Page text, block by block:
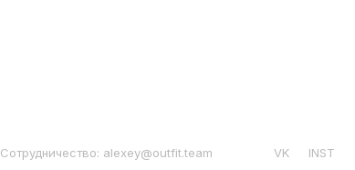
VK INST
Сотрудничество: alexey@outfit.team